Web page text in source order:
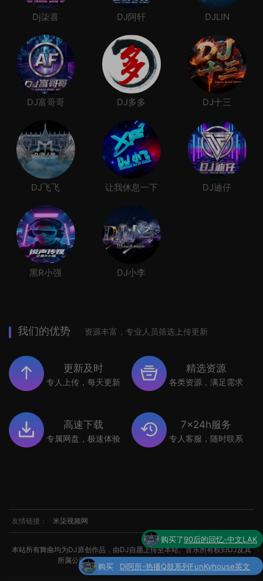
Dj柒喜 DJ阿轩 DJLIN
DJ富哥哥 DJ多多 DJ十三
DJ飞飞 让我休息一下 DJ迪仔
黑R小强 DJ小李
我们的优势 资源丰富，专业人员筛选上传更新
更新及时
专人上传，每天更新
精选资源
各类资源，满足需求
高速下载
专属网盘，极速体验
7x24h服务
专人客服，随时联系
友情链接： 米柒视频网
本站所有舞曲均为DJ原创作品，由DJ自愿上传至本站。音乐所有权归DJ及其
所属公司所有。如涉及侵权，请联系我们处理。
购买了90后的回忆-中文LAK
购买
了
Dj阿所-热播Q鼓系列FunKyhouse英文
串烧